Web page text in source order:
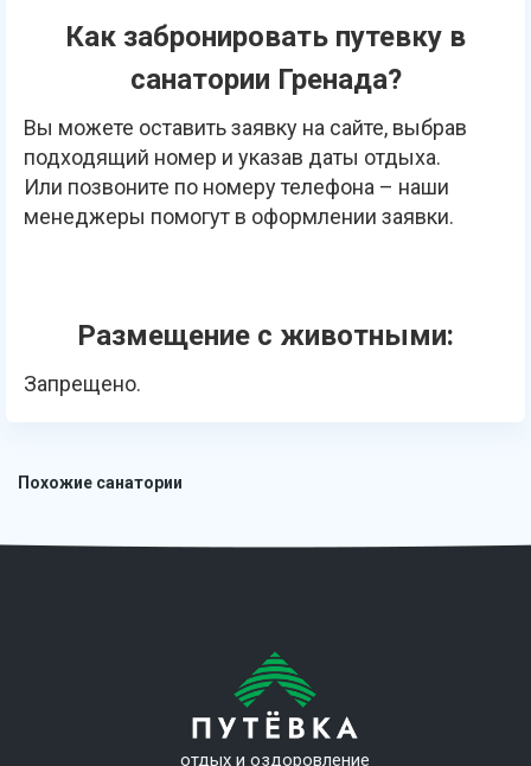
Как забронировать путевку в
санатории Гренада?
Вы можете оставить заявку на сайте, выбрав
подходящий номер и указав даты отдыха.
Или позвоните по номеру телефона – наши
менеджеры помогут в оформлении заявки.
Размещение с животными:
Запрещено.
Похожие санатории
отдых и оздоровление